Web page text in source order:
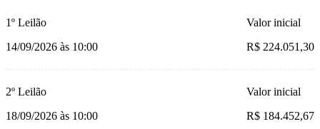
1º Leilão
14/09/2026 às 10:00
Valor inicial
R$ 224.051,30
2º Leilão
18/09/2026 às 10:00
Valor inicial
R$ 184.452,67